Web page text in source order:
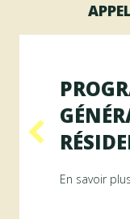
En savoir plus...